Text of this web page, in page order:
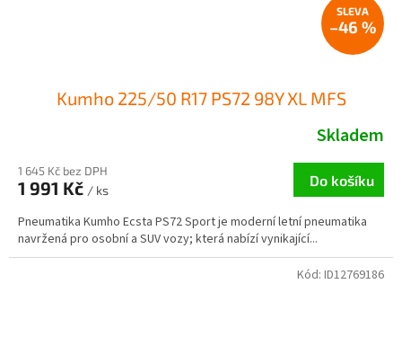
–46 %
Kumho 225/50 R17 PS72 98Y XL MFS
Skladem
1 645 Kč bez DPH
1 991 Kč / ks
Do košíku
Pneumatika Kumho Ecsta PS72 Sport je moderní letní pneumatika
navržená pro osobní a SUV vozy; která nabízí vynikající...
Kód: ID12769186